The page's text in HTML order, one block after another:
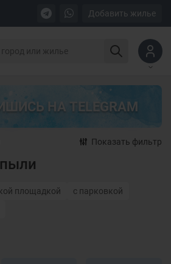
Добавить жилье
НА TELEGRAM
Показать фильтр
площадкой
с парковкой